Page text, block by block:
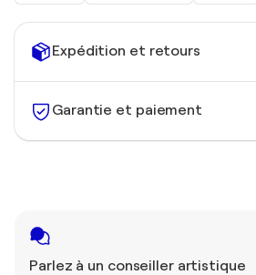
Expédition et retours
Garantie et paiement
Parlez à un conseiller artistique